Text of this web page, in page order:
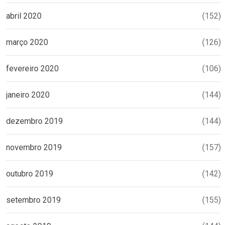
abril 2020 (152)
março 2020 (126)
fevereiro 2020 (106)
janeiro 2020 (144)
dezembro 2019 (144)
novembro 2019 (157)
outubro 2019 (142)
setembro 2019 (155)